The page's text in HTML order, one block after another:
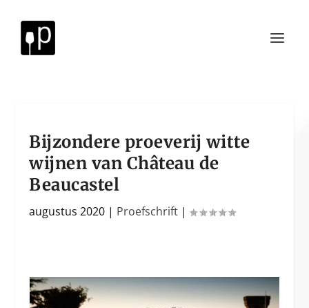
Bijzondere proeverij witte
wijnen van Château de
Beaucastel
augustus 2020 | Proefschrift |